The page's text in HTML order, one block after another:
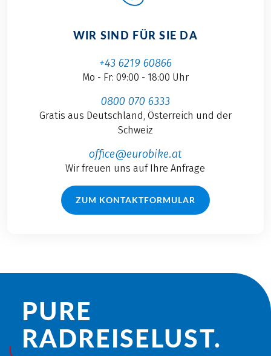
WIR SIND FÜR SIE DA
+43 6219 60866
Mo - Fr: 09:00 - 18:00 Uhr
0800 070 6333
Gratis aus Deutschland, Österreich und der
Schweiz
office@eurobike.at
Wir freuen uns auf Ihre Anfrage
ZUM KONTAKTFORMULAR
PURE
RADREISE­LUST.